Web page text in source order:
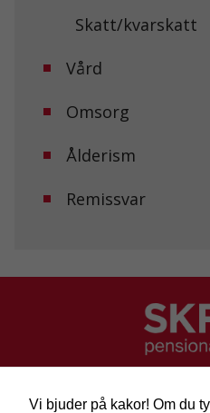
Skatt/kvarskatt
Vård
Omsorg
Ålderism
Remissvar
Besök:
Vi bjuder på kakor! Om du